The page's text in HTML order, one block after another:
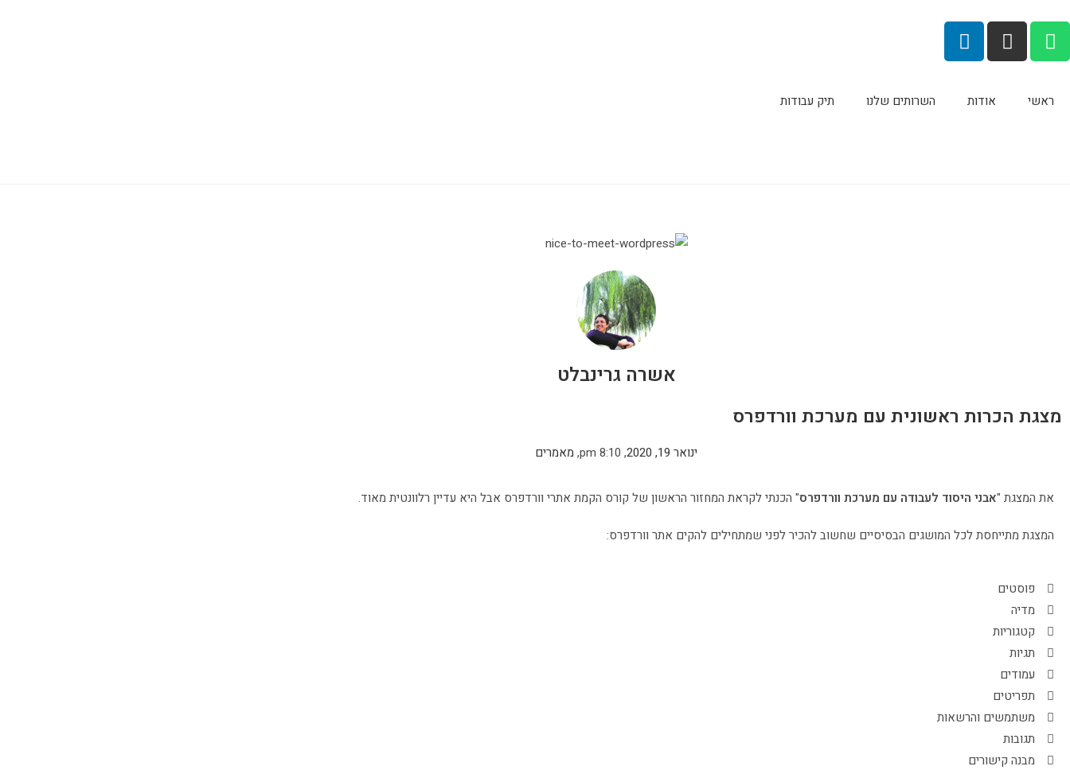
ראשי אודות השרותים שלנו תיק עבודות
אשרה גרינבלט
מצגת הכרות ראשונית עם מערכת וורדפרס
ינואר 19, 2020 ,
8:10 pm
, מאמרים
את המצגת "אבני היסוד לעבודה עם מערכת וורדפרס" הכנתי לקראת המחזור הראשון של קורס הקמת אתרי וורדפרס אבל היא עדיין רלוונטית מאוד.
המצגת מתייחסת לכל המושגים הבסיסיים שחשוב להכיר לפני שמתחילים להקים אתר וורדפרס:
פוסטים
מדיה
קטגוריות
תגיות
עמודים
תפריטים
משתמשים והרשאות
תגובות
מבנה קישורים